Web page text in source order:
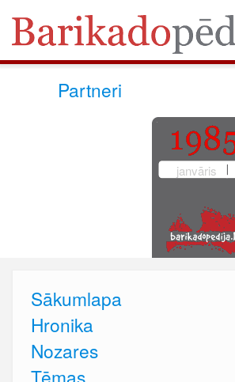
Partneri
janvāris
Sākumlapa
Hronika
Nozares
Tēmas